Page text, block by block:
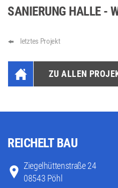
SANIERUNG HALLE -
letztes Projekt
ZU ALLEN
REICHELT BAU
Ziegelhüttenstraße 24
08543 Pöhl